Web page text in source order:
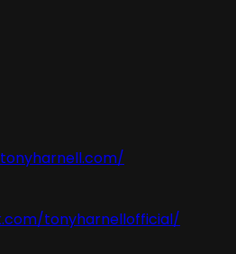
tonyharnellofficial/